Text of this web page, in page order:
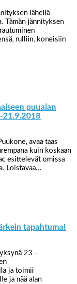
lähellä
Tämän jännityksen
rulliin, koneisiin
puualan
21.9.2018
avaa taas
kuin koskaan
esittelevät omissa
Loistavaa…
tapahtuma!
23 –
ja toimii
ja nää alan